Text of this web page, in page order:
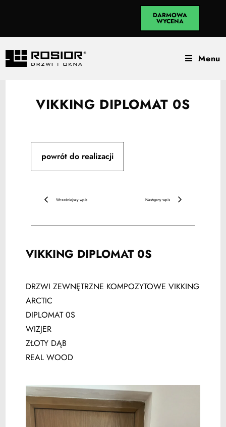
DARMOWA
WYCENA
Menu
VIKKING DIPLOMAT 0S
powrót do realizacji
Wcześniejszy wpis Następny wpis
VIKKING DIPLOMAT 0S
DRZWI ZEWNĘTRZNE KOMPOZYTOWE VIKKING
ARCTIC
DIPLOMAT 0S
WIZJER
ZŁOTY DĄB
REAL WOOD